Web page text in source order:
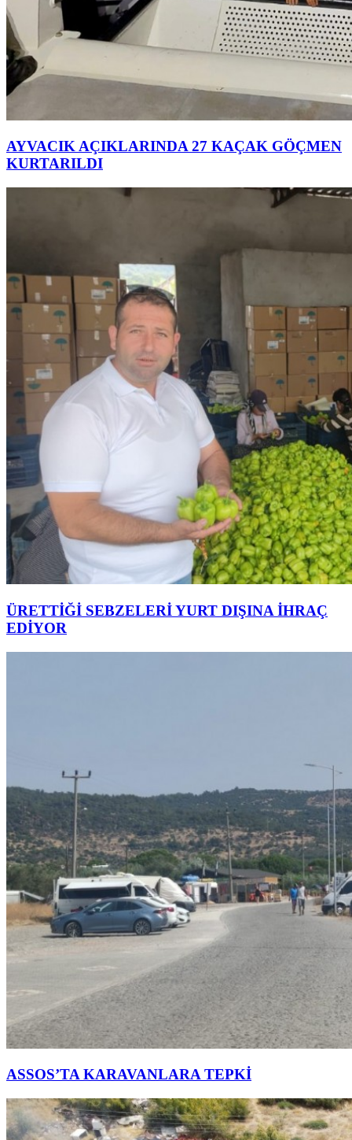
AYVACIK AÇIKLARINDA 27 KAÇAK GÖÇMEN
KURTARILDI
ÜRETTİĞİ SEBZELERİ YURT DIŞINA İHRAÇ
EDİYOR
ASSOS’TA KARAVANLARA TEPKİ